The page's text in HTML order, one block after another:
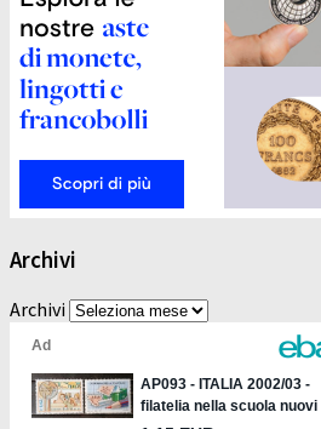
Archivi
Archivi